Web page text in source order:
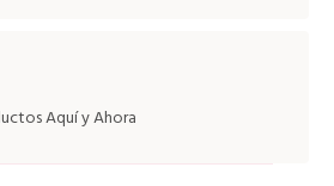
Aquí y Ahora